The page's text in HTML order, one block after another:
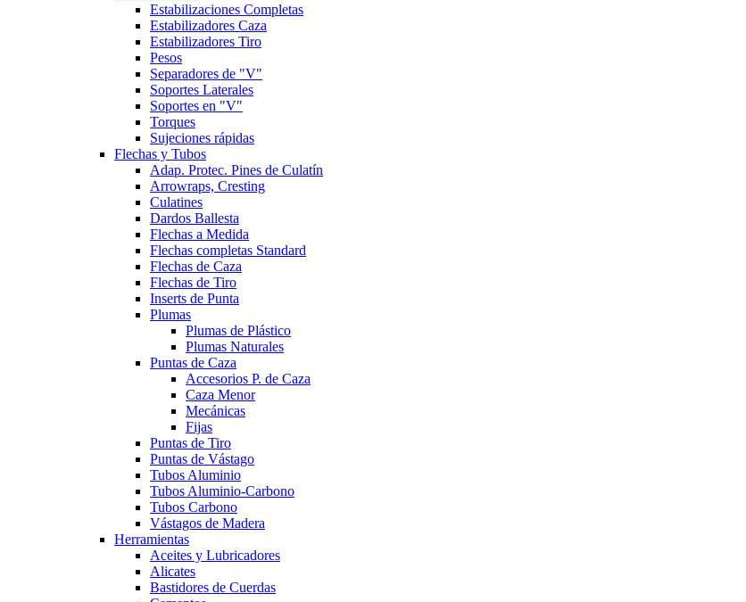
Estabilizaciones Completas
Estabilizadores Caza
Estabilizadores Tiro
Pesos
Separadores de "V"
Soportes Laterales
Soportes en "V"
Torques
Sujeciones rápidas
Flechas y Tubos
Adap. Protec. Pines de Culatín
Arrowraps, Cresting
Culatines
Dardos Ballesta
Flechas a Medida
Flechas completas Standard
Flechas de Caza
Flechas de Tiro
Inserts de Punta
Plumas
Plumas de Plástico
Plumas Naturales
Puntas de Caza
Accesorios P. de Caza
Caza Menor
Mecánicas
Fijas
Puntas de Tiro
Puntas de Vástago
Tubos Aluminio
Tubos Aluminio-Carbono
Tubos Carbono
Vástagos de Madera
Herramientas
Aceites y Lubricadores
Alicates
Bastidores de Cuerdas